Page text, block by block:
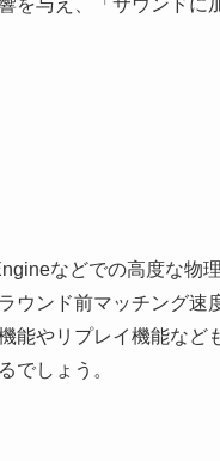
を与え、「サウンド
などでの高度な物
ウンド前マッチング
能やリプレイ機能な
でしょう。